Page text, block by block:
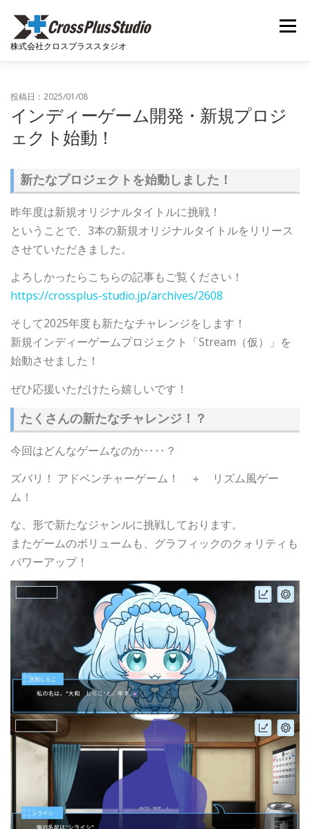
株式会社クロスプラススタジオ
メニュー
開発者ブログ 採用関連
投稿日：2025/01/08
インディーゲーム開発・新規プロジ
ェクト始動！
新たなプロジェクトを始動しました！
昨年度は新規オリジナルタイトルに挑戦！
ということで、3本の新規オリジナルタイトルをリリース
させていただきました。
よろしかったらこちらの記事もご覧ください！
https://crossplus-studio.jp/archives/2608
そして2025年度も新たなチャレンジをします！
新規インディーゲームプロジェクト「Stream（仮）」を
始動させました！
ぜひ応援いただけたら嬉しいです！
たくさんの新たなチャレンジ！？
今回はどんなゲームなのか‥‥？
ズバリ！ アドベンチャーゲーム！ ＋ リズム風ゲー
ム！
な、形で新たなジャンルに挑戦しております。
またゲームのボリュームも、グラフィックのクォリティも
パワーアップ！